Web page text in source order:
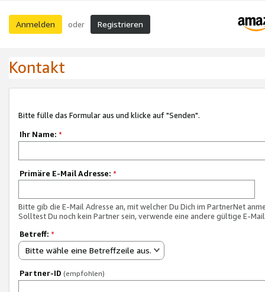
Anmelden oder Registrieren
Kontakt
Bitte fülle das Formular aus und klicke auf "Senden".
Ihr Name: *
Primäre E-Mail Adresse: *
Bitte gib die E-Mail Adresse an, mit welcher Du Dich im PartnerNet
Solltest Du noch kein Partner sein, verwende eine andere gültige E-
Betreff: *
Bitte wähle eine Betreffzeile aus.
Partner-ID (empfohlen)